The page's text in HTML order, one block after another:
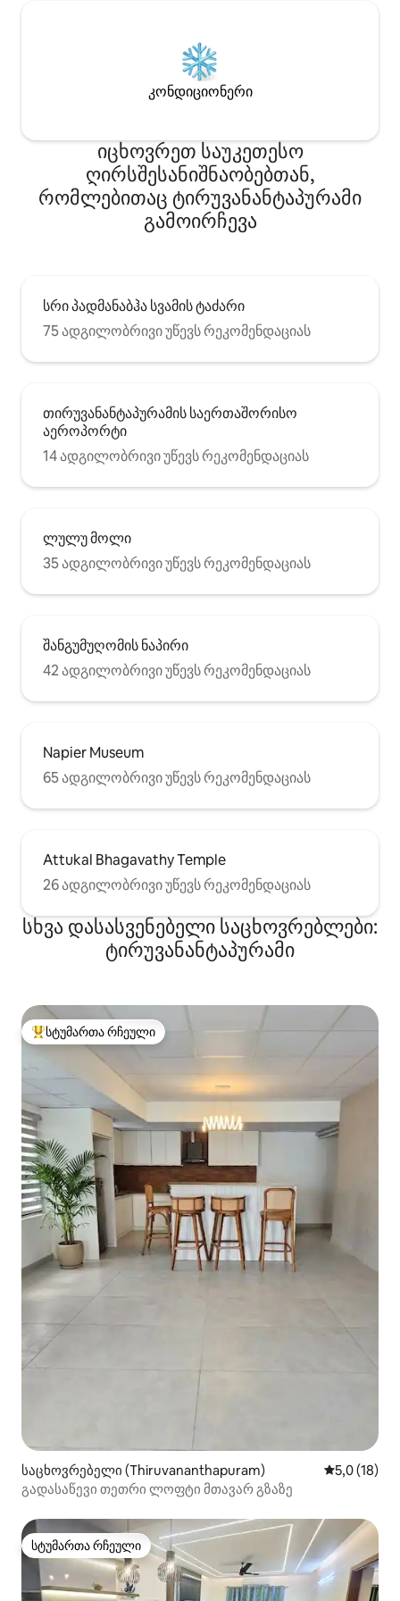
კონდიციონერი
იცხოვრეთ საუკეთესო
ღირსშესანიშნაობებთან,
რომლებითაც ტირუვანანტაპურამი
გამოირჩევა
სრი პადმანაბჰა სვამის ტაძარი
75 ადგილობრივი უწევს რეკომენდაციას
თირუვანანტაპურამის საერთაშორისო
აეროპორტი
14 ადგილობრივი უწევს რეკომენდაციას
ლულუ მოლი
35 ადგილობრივი უწევს რეკომენდაციას
შანგუმუღომის ნაპირი
42 ადგილობრივი უწევს რეკომენდაციას
Napier Museum
65 ადგილობრივი უწევს რეკომენდაციას
Attukal Bhagavathy Temple
26 ადგილობრივი უწევს რეკომენდაციას
სხვა დასასვენებელი საცხოვრებლები:
ტირუვანანტაპურამი
სტუმართა რჩეული მოწინავე ვარიანტი
სტუმართა რჩეული
საცხოვრებელი (Thiruvananthapuram) საშუალო
5,0 (18)
გადასაწევი თეთრი ლოფტი მთავარ გზაზე
სტუმართა რჩეული
სტუმართა რჩეული